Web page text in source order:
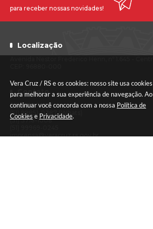
Vera Cruz / RS e os cookies: nosso site usa cookies
para melhorar a sua experiência de navegação. Ao
continuar você concorda com a nossa Política de
Cookies e Privacidade.
Localização
Contato
(51) 3718-1222
(51) 99851-0387 (Whats)
(51) 3718-1008
imprensa@veracruz.rs.gov.br
para receber nossas novidades!